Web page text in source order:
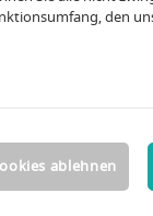
wir für Ihr
Ihrer
Wünschen.
den
ablehnen